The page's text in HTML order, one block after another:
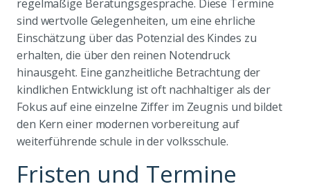
regelmäßige Beratungsgespräche. Diese Termine
sind wertvolle Gelegenheiten, um eine ehrliche
Einschätzung über das Potenzial des Kindes zu
erhalten, die über den reinen Notendruck
hinausgeht. Eine ganzheitliche Betrachtung der
kindlichen Entwicklung ist oft nachhaltiger als der
Fokus auf eine einzelne Ziffer im Zeugnis und bildet
den Kern einer modernen vorbereitung auf
weiterführende schule in der volksschule.
Fristen und Termine